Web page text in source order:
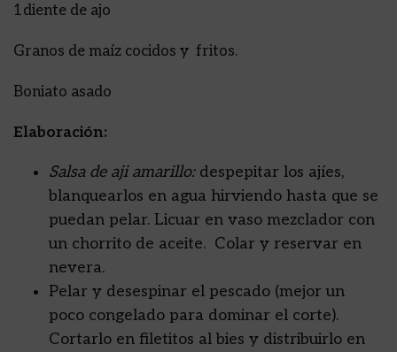
1diente de ajo
Granos de maíz cocidos y fritos.
Boniato asado
Elaboración:
Salsa de aji amarillo:despepitar los ajíes,
blanquearlos en agua hirviendo hasta que se
puedan pelar. Licuar en vaso mezclador con
un chorrito de aceite. Colar y reservar en
nevera.
Pelar y desespinar el pescado (mejor un
poco congelado para dominar el corte).
Cortarlo en filetitos al bies y distribuirlo en